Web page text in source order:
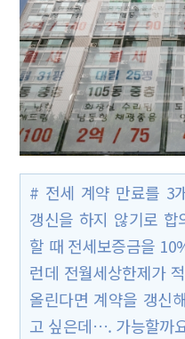
# 전세 계약 만료를 3
갱신을 하지 않기로 합
할 때 전세보증금을
런데 전월세상한제가
올린다면 계약을 갱신
고 싶은데…. 가능할까